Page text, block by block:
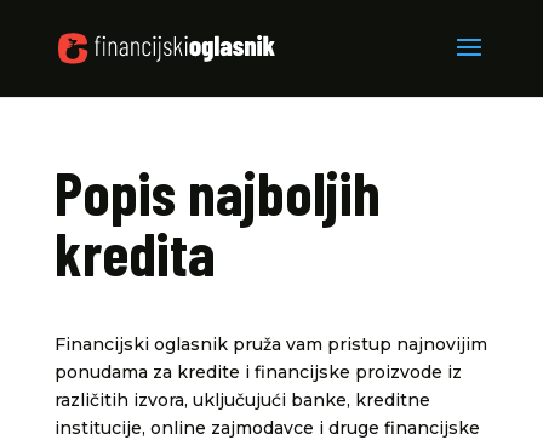
Popis najboljih
kredita
Financijski oglasnik pruža vam pristup najnovijim
ponudama za kredite i financijske proizvode iz
različitih izvora, uključujući banke, kreditne
institucije, online zajmodavce i druge financijske